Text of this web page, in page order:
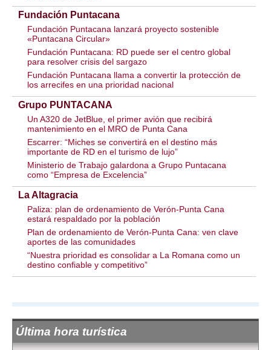
Fundación Puntacana
Fundación Puntacana lanzará proyecto sostenible
«Puntacana Circular»
Fundación Puntacana: RD puede ser el centro global
para resolver crisis del sargazo
Fundación Puntacana llama a convertir la protección de
los arrecifes en una prioridad nacional
Grupo PUNTACANA
Un A320 de JetBlue, el primer avión que recibirá
mantenimiento en el MRO de Punta Cana
Escarrer: “Miches se convertirá en el destino más
importante de RD en el turismo de lujo”
Ministerio de Trabajo galardona a Grupo Puntacana
como “Empresa de Excelencia”
La Altagracia
Paliza: plan de ordenamiento de Verón-Punta Cana
estará respaldado por la población
Plan de ordenamiento de Verón-Punta Cana: ven clave
aportes de las comunidades
“Nuestra prioridad es consolidar a La Romana como un
destino confiable y competitivo”
Última hora turística